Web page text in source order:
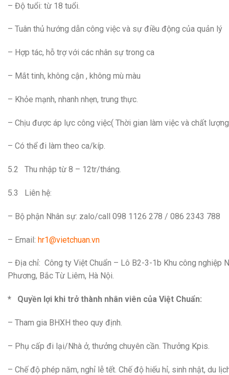
– Độ tuổi: từ 18 tuổi.
– Tuân thủ hướng dẫn công việc và sự điều động của quản lý
– Hợp tác, hỗ trợ với các nhân sự trong ca
– Mắt tinh, không cận , không mù màu
– Khỏe mạnh, nhanh nhẹn, trung thực.
– Chịu được áp lực công việc( Thời gian làm việc và chất
– Có thể đi làm theo ca/kíp.
5.2 Thu nhập từ 8 – 12tr/tháng.
5.3 Liên hệ:
– Bộ phận Nhân sự: zalo/call 098 1126 278 / 086 2343 788
– Email: hr1@vietchuan.vn
– Địa chỉ: Công ty Việt Chuẩn – Lô B2-3-1b Khu công nghiệp
Phương, Bắc Từ Liêm, Hà Nội.
* Quyền lợi khi trở thành nhân viên của Việt Chuẩn:
– Tham gia BHXH theo quy định.
– Phụ cấp đi lại/Nhà ở, thưởng chuyên cần. Thưởng Kpis.
– Chế độ phép năm, nghỉ lễ tết. Chế độ hiếu hỉ, sinh nhật, du